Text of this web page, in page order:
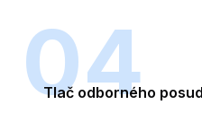
04
Tlač odborného